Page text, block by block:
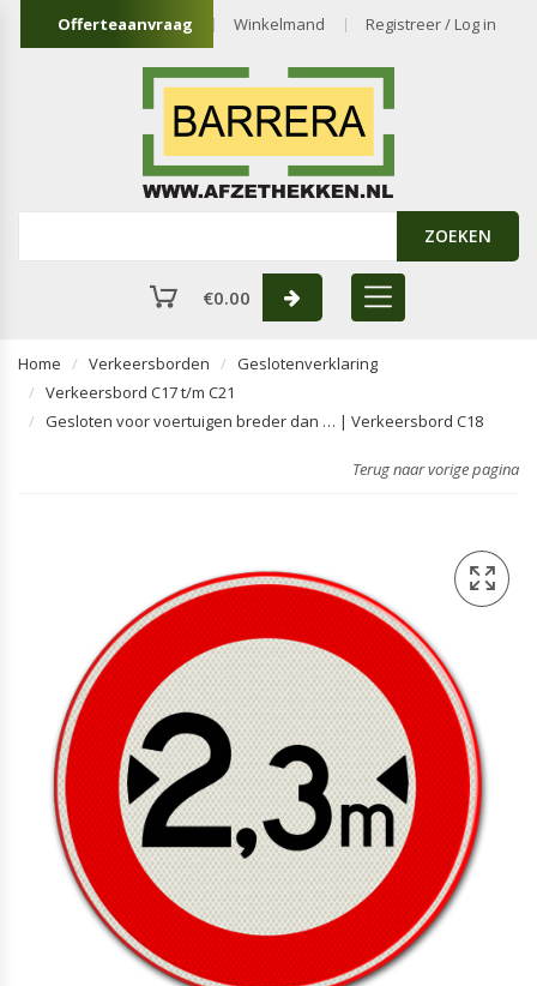
Offerteaanvraag Winkelmand Registreer / Log in
ZOEKEN
€0.00
Home Verkeersborden
Geslotenverklaring
Verkeersbord C17 t/m C21
Gesloten voor voertuigen breder dan … | Verkeersbord C18
Terug naar vorige pagina